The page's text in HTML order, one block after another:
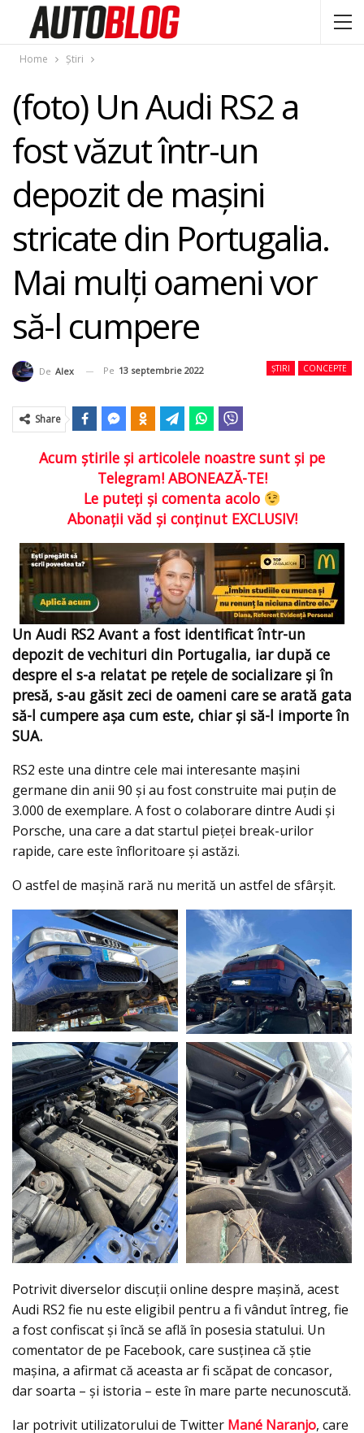
Home Știri
(foto) Un Audi RS2 a
fost văzut într-un
depozit de maşini
stricate din Portugalia.
Mai mulţi oameni vor
să-l cumpere
ȘTIRI CONCEPTE
De Alex Pe 13 septembrie 2022
Share
Acum ştirile şi articolele noastre sunt şi pe
Telegram! ABONEAZĂ-TE!
Le puteţi şi comenta acolo
Abonaţii văd şi conţinut EXCLUSIV!
Un Audi RS2 Avant a fost identificat într-un
depozit de vechituri din Portugalia, iar după ce
despre el s-a relatat pe reţele de socializare şi în
presă, s-au găsit zeci de oameni care se arată gata
să-l cumpere aşa cum este, chiar şi să-l importe în
SUA.
RS2 este una dintre cele mai interesante mașini
germane din anii 90 și au fost construite mai puțin de
3.000 de exemplare. A fost o colaborare dintre Audi și
Porsche, una care a dat startul pieței break-urilor
rapide, care este înfloritoare şi astăzi.
O astfel de mașină rară nu merită un astfel de sfârşit.
Potrivit diverselor discuții online despre mașină, acest
Audi RS2 fie nu este eligibil pentru a fi vândut întreg, fie
a fost confiscat și încă se află în posesia statului. Un
comentator de pe Facebook, care susținea că ştie
mașina, a afirmat că aceasta ar fi scăpat de concasor,
dar soarta – și istoria – este în mare parte necunoscută.
Iar potrivit utilizatorului de Twitter Mané Naranjo, care